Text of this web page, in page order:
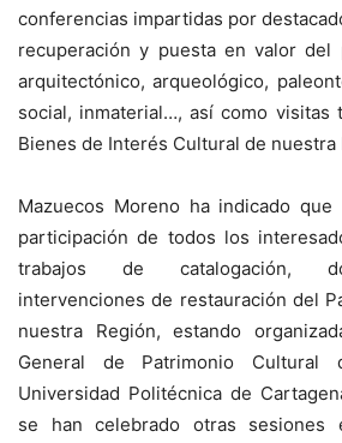
conferencias impartidas por
recuperación y puesta en valor del
arquitectónico, arqueológico,
social, inmaterial…, así como visitas
Bienes de Interés Cultural de nuestra
Mazuecos Moreno ha indicado
participación de todos los
trabajos de catalogación,
intervenciones de restauración del
nuestra Región, estando
General de Patrimonio
Universidad Politécnica de
se han celebrado otras sesiones